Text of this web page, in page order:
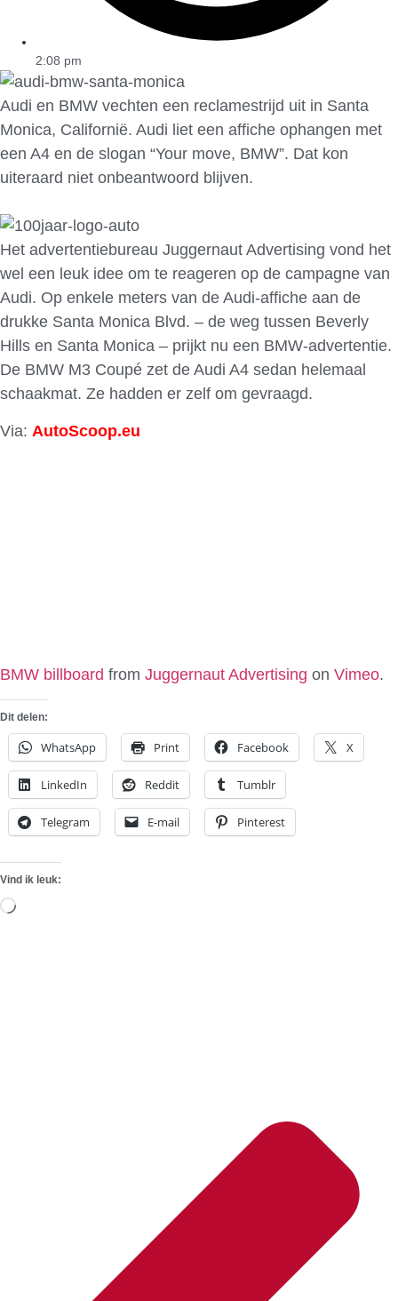
2:08 pm
Audi en BMW vechten een reclamestrijd uit in Santa
Monica, Californië. Audi liet een affiche ophangen met
een A4 en de slogan “Your move, BMW”. Dat kon
uiteraard niet onbeantwoord blijven.
Het advertentiebureau Juggernaut Advertising vond het
wel een leuk idee om te reageren op de campagne van
Audi. Op enkele meters van de Audi-affiche aan de
drukke Santa Monica Blvd. – de weg tussen Beverly
Hills en Santa Monica – prijkt nu een BMW-advertentie.
De BMW M3 Coupé zet de Audi A4 sedan helemaal
schaakmat. Ze hadden er zelf om gevraagd.
Via: AutoScoop.eu
BMW billboard from Juggernaut Advertising on Vimeo.
Dit delen:
WhatsApp Print Facebook X
LinkedIn Reddit Tumblr
Telegram E-mail Pinterest
Vind ik leuk:
Aan